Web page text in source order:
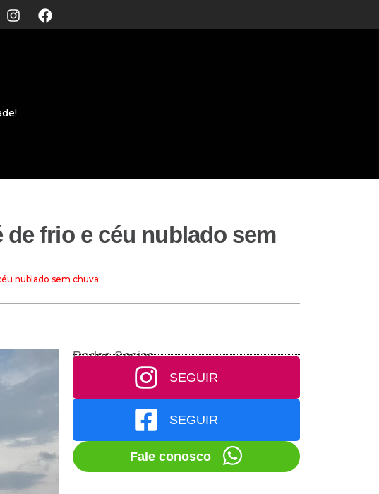
de frio e céu nublado sem
nublado sem chuva
Redes Socias
SEGUIR
SEGUIR
Fale conosco